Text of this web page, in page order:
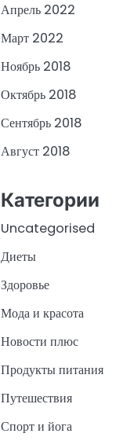
Апрель 2022
Март 2022
Ноябрь 2018
Октябрь 2018
Сентябрь 2018
Август 2018
Категории
Uncategorised
Диеты
Здоровье
Мода и красота
Новости плюс
Продукты питания
Путешествия
Спорт и йога